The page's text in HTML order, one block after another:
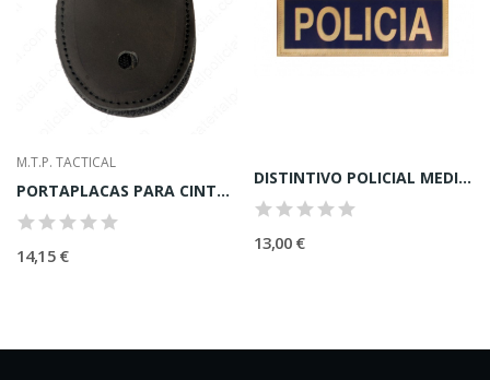
M.T.P. TACTICAL
PORTAPLACAS PARA CINTURóN Y CADENA
14,15 €
DISTINTIVO POLICIAL MEDIANO
13,00 €